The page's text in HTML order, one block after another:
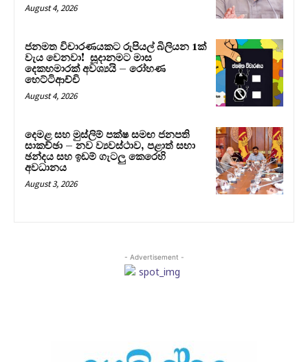
August 4, 2026
ජනමත විචාරණයකට රුපියල් බිලියන 1ක්
වැය වෙනවා! සූදානමට මාස
දෙකහමාරක් අවශ්‍යයි – රෝහණ
හෙට්ටිආච්චි
August 4, 2026
දෙමළ සහ මුස්ලිම් පක්ෂ සමඟ ජනපති
සාකච්ඡා – නව ව්‍යවස්ථාව, පළාත් සභා
ඡන්දය සහ ඉඩම් ගැටලු කෙරෙහි
අවධානය
August 3, 2026
- Advertisement -